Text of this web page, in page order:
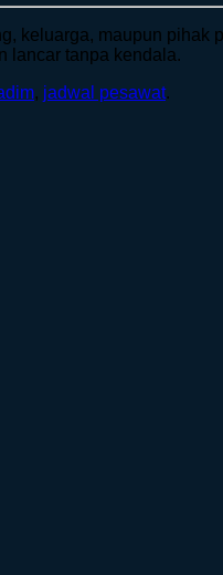
keluarga, maupun pihak
lancar tanpa kendala.
, jadwal pesawat.